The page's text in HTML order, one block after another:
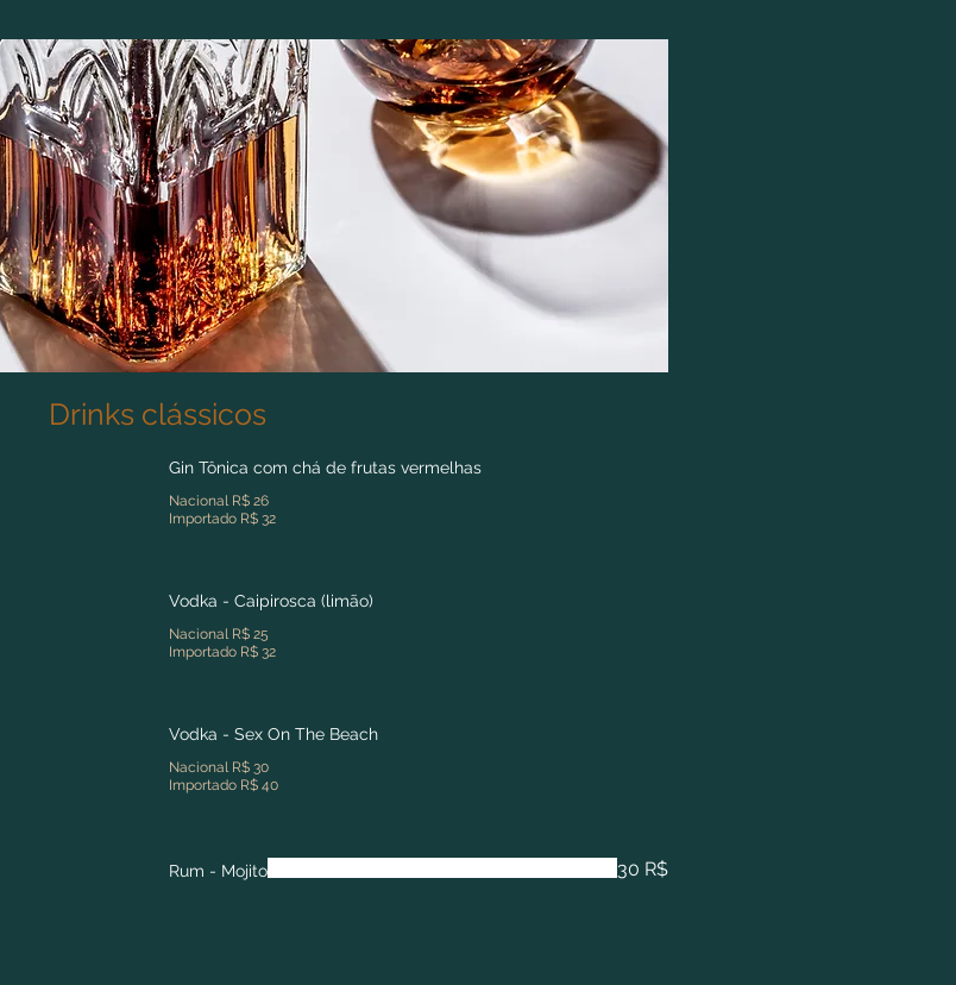
Drinks clássicos
Gin Tônica com chá de frutas vermelhas
Nacional R$ 26
Importado R$ 32
Vodka - Caipirosca (limão)
Nacional R$ 25
Importado R$ 32
Vodka - Sex On The Beach
Nacional R$ 30
Importado R$ 40
Rum - Mojito 30 R$